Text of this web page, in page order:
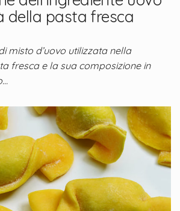
della pasta fresca
misto d’uovo utilizzata nella
fresca e la sua composizione in